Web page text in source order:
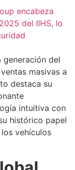
encabeza
del IIHS, lo
generación del
masivas a
destaca su
intuitiva con
histórico papel
vehículos